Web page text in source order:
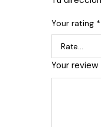
Your rating *
Your review